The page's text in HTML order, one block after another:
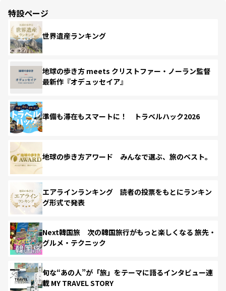
特設ページ
世界遺産ランキング
地球の歩き方 meets クリストファー・ノーラン監督
最新作『オデュッセイア』
準備も滞在もスマートに！ トラベルハック2026
地球の歩き方アワード みんなで選ぶ、旅のベスト。
エアラインランキング 読者の投票をもとにランキン
グ形式で発表
Next韓国旅 次の韓国旅行がもっと楽しくなる 旅先・
グルメ・テクニック
旬な“あの人”が「旅」をテーマに語るインタビュー連
載 MY TRAVEL STORY